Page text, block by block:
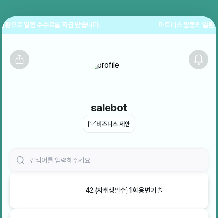
로 일정 수수료를 지급 받습니다. 파트너스 활동의 일환으로
salebot
비즈니스 제안
42.(자취생필수) 1회용 변기솔